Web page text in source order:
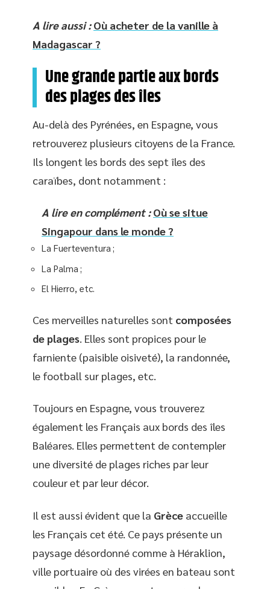
A lire aussi : Où acheter de la vanille à
Madagascar ?
Une grande partie aux bords
des plages des îles
Au-delà des Pyrénées, en Espagne, vous
retrouverez plusieurs citoyens de la France.
Ils longent les bords des sept îles des
caraïbes, dont notamment :
A lire en complément : Où se situe
Singapour dans le monde ?
La Fuerteventura ;
La Palma ;
El Hierro, etc.
Ces merveilles naturelles sont composées
de plages . Elles sont propices pour le
farniente (paisible oisiveté), la randonnée,
le football sur plages, etc.
Toujours en Espagne, vous trouverez
également les Français aux bords des îles
Baléares. Elles permettent de contempler
une diversité de plages riches par leur
couleur et par leur décor.
Il est aussi évident que la Grèce accueille
les Français cet été. Ce pays présente un
paysage désordonné comme à Héraklion,
ville portuaire où des virées en bateau sont